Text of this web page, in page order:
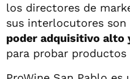
los directores de
sus interlocutores son
poder adquisitivo alto
para probar productos